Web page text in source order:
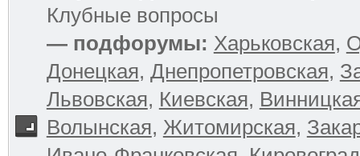
Клубные вопросы
— подфорумы: Харьковская,
Донецкая, Днепропетровская,
Львовская, Киевская,
Волынская, Житомирская,